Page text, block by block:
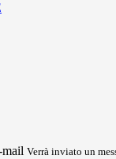
Verrà inviato un